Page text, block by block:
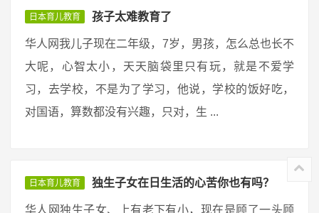
日本育儿教育 孩子太难教育了
华人网我儿子现在二年级，7岁，男孩，怎么总也长不
大呢，心智太小，天天脑袋里只有玩，就是不爱学
习，去学校，不是为了学习，他说，学校的饭好吃，
对国语，算数都没有兴趣，只对，生 ...
日本育儿教育 独生子女在日生活的心苦你也有吗？
华人网独生子女、上有老下有小，现在是顾了一头顾